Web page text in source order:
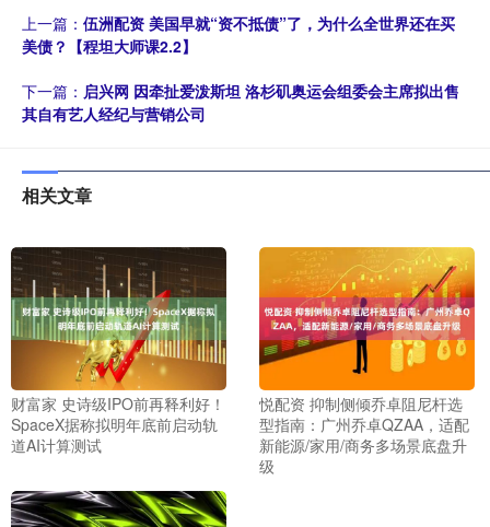
上一篇： 伍洲配资 美国早就“资不抵债”了，为什么全世界还在买
美债？【程坦大师课2.2】
下一篇： 启兴网 因牵扯爱泼斯坦 洛杉矶奥运会组委会主席拟出售
其自有艺人经纪与营销公司
相关文章
财富家 史诗级IPO前再释利好！
SpaceX据称拟明年底前启动轨
道AI计算测试
悦配资 抑制侧倾乔卓阻尼杆选
型指南：广州乔卓QZAA，适配
新能源/家用/商务多场景底盘升
级